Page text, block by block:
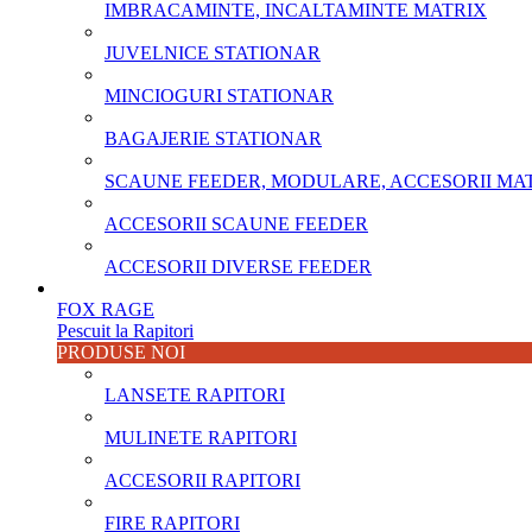
IMBRACAMINTE, INCALTAMINTE MATRIX
JUVELNICE STATIONAR
MINCIOGURI STATIONAR
BAGAJERIE STATIONAR
SCAUNE FEEDER, MODULARE, ACCESORII
ACCESORII SCAUNE FEEDER
ACCESORII DIVERSE FEEDER
FOX RAGE
Pescuit la Rapitori
PRODUSE NOI
LANSETE RAPITORI
MULINETE RAPITORI
ACCESORII RAPITORI
FIRE RAPITORI